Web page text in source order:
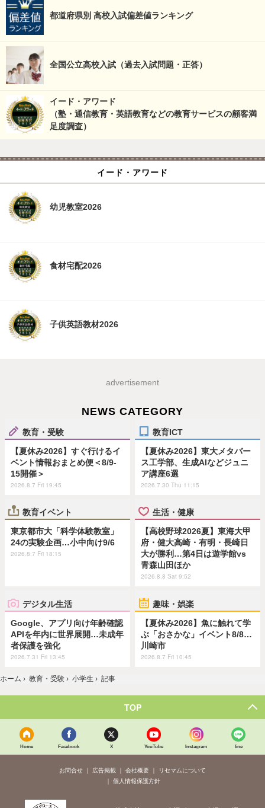
都道府県別 高校入試偏差値ランキング
全国公立高校入試（過去入試問題・正答）
イード・アワード
（塾・通信教育・英語教育などの教育サービスの顧客満
足度調査）
イード・アワード
幼児教室2026
食材宅配2026
子供英語教材2026
advertisement
NEWS CATEGORY
教育・受験
【夏休み2026】すぐ行けるイ
ベント情報おまとめ便＜8/9-
15開催＞
2026.8.7 Fri 19:45
教育ICT
【夏休み2026】東大メタバー
ス工学部、生成AIなどジュニ
ア講座6選
2026.7.30 Thu 11:15
教育イベント
東京都市大「科学体験教室」
24の実験企画…小中向け9/6
2026.8.7 Fri 18:15
生活・健康
【高校野球2026夏】東海大甲
府・健大高崎・有明・長崎日
大が勝利…第4日は遊学館vs
青森山田ほか
2026.8.8 Sat 9:52
デジタル生活
Google、アプリ向け年齢確認
APIを年内に世界展開…未成年
者保護を強化
2026.7.31 Fri 13:45
趣味・娯楽
【夏休み2026】魚に触れて学
ぶ「おさかな」イベント8/8…
川崎市
2026.8.7 Fri 10:45
ホーム › 教育・受験 › 小学生 › 記事
TOP
Home Facebook X YouTube Instagram line
お問合せ 広告掲載 会社概要
リセマムについて
個人情報保護方針